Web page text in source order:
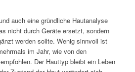
auch eine gründliche Hautanalyse
nicht durch Geräte ersetzt, sondern
werden sollte. Wenig sinnvoll ist
im Jahr, wie von den
Der Hauttyp bleibt ein Leben